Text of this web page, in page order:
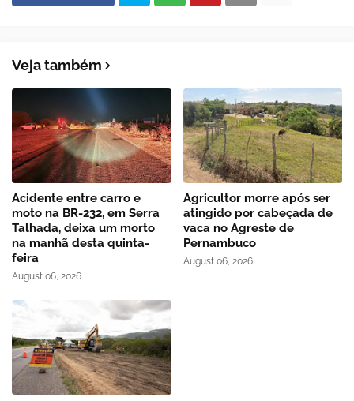
Veja também
Acidente entre carro e
moto na BR-232, em Serra
Talhada, deixa um morto
na manhã desta quinta-
feira
August 06, 2026
Agricultor morre após ser
atingido por cabeçada de
vaca no Agreste de
Pernambuco
August 06, 2026